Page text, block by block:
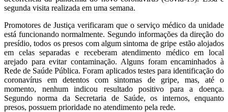
segunda visita realizada em uma semana.
Promotores de Justiça verificaram que o serviço médico da unidade
está funcionando normalmente. Segundo informações da direção do
presídio, todos os presos com algum sintoma de gripe estão alojados
em celas separadas e receberam atendimento médico em local
arejado para evitar contaminação. Alguns foram encaminhados à
Rede de Saúde Pública. Foram aplicados testes para identificação do
coronavírus em detentos com sintomas de gripe, mas, até o
momento, nenhum indicou resultado positivo para a doença.
Segundo norma da Secretaria de Saúde, os internos, enquanto
presos, possuem prioridade no atendimento pela rede.